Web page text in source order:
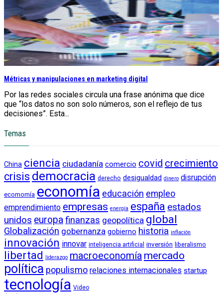
Métricas y manipulaciones en marketing digital
Por las redes sociales circula una frase anónima que dice
que “los datos no son solo números, son el reflejo de tus
decisiones”. Esta...
Temas
China ciencia ciudadanía comercio covid crecimiento
crisis democracia derecho desigualdad dinero disrupción
ecomomía economía educación empleo
emprendimiento empresas energía españa estados
unidos europafinanzas geopolítica global
Globalización gobernanza gobierno historia inflación
innovación innovar inteligencia artificial inversión liberalismo
libertad liderazgo macroeconomía mercado
política populismo relaciones internacionales startup
tecnología Video